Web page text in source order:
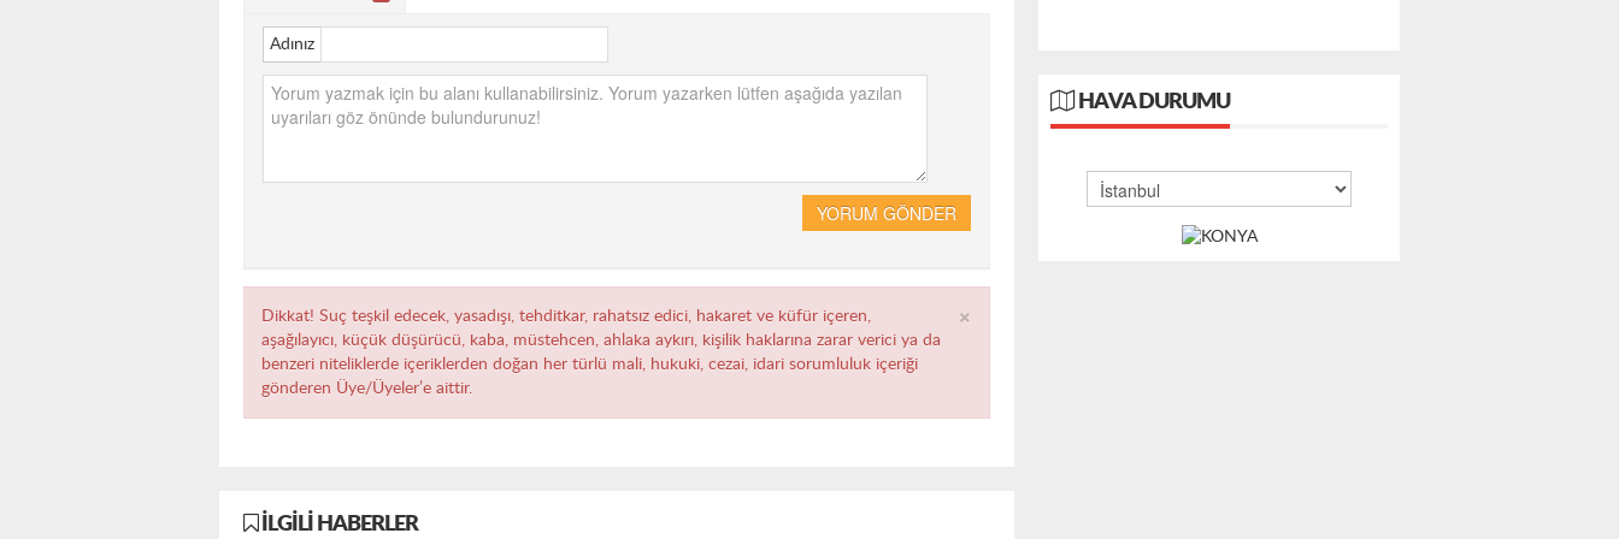
Adınız
YORUM GÖNDER
×
Dikkat! Suç teşkil edecek, yasadışı, tehditkar, rahatsız edici, hakaret ve küfür içeren,
aşağılayıcı, küçük düşürücü, kaba, müstehcen, ahlaka aykırı, kişilik haklarına zarar verici ya da
benzeri niteliklerde içeriklerden doğan her türlü mali, hukuki, cezai, idari sorumluluk içeriği
gönderen Üye/Üyeler’e aittir.
İLGILI HABERLER
HAVA DURUMU